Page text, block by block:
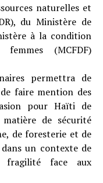
naturelles et
du Ministère de
à la condition
(MCFDF)
permettra de
faire mention des
pour Haïti de
de sécurité
de foresterie et de
un contexte de
fragilité face aux